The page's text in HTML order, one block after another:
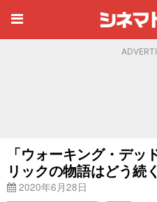
「ウォーキング・デッ
リックの物語はどう続
2020年6月28日